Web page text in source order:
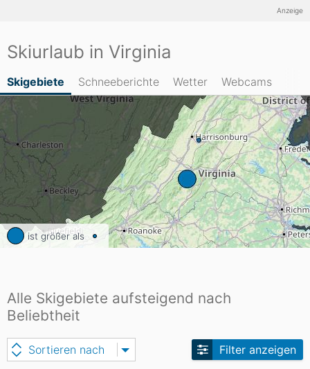
Skiurlaub in Virginia
Skigebiete Schneeberichte Wetter Webcams
ist größer als
Alle Skigebiete aufsteigend nach
Beliebtheit
Sortieren nach Filter anzeigen
Anzeige